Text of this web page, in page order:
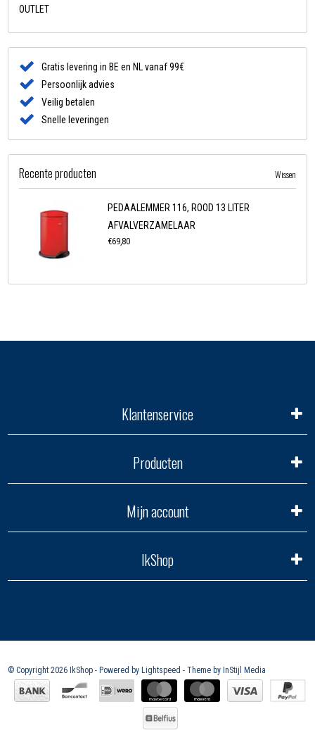
OUTLET
Gratis levering in BE en NL vanaf 99€
Persoonlijk advies
Veilig betalen
Snelle leveringen
Recente producten Wissen
PEDAALEMMER 116, ROOD 13 LITER
AFVALVERZAMELAAR
€69,80
Klantenservice
Producten
Mijn account
IkShop
© Copyright 2026 IkShop - Powered by Lightspeed - Theme by InStijl Media